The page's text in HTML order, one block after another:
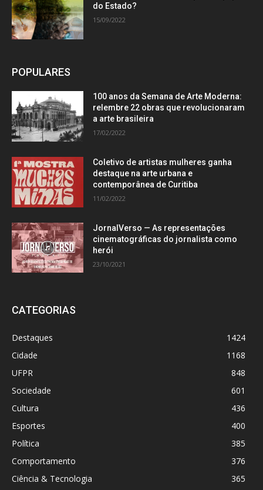
do Estado?
15/09/2022
POPULARES
100 anos da Semana de Arte Moderna:
relembre 22 obras que revolucionaram
a arte brasileira
17/02/2022
Coletivo de artistas mulheres ganha
destaque na arte urbana e
contemporânea de Curitiba
11/02/2022
JornalVerso — As representações
cinematográficas do jornalista como
herói
23/10/2021
CATEGORIAS
Destaques
1424
Cidade
1168
UFPR
848
Sociedade
601
Cultura
436
Esportes
400
Política
385
Comportamento
376
Ciência & Tecnologia
365